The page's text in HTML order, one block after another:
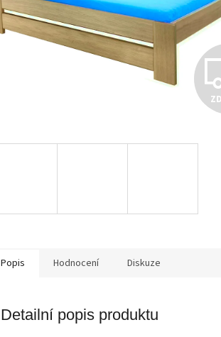
Popis Hodnocení Diskuze
Detailní popis produktu